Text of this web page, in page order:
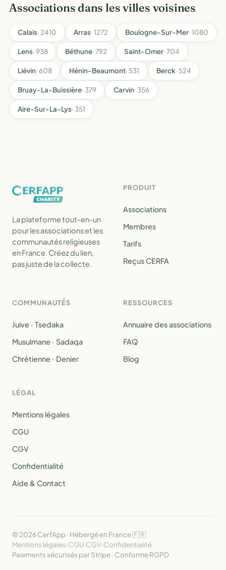
Associations dans les villes voisines
Calais· 2410 Arras· 1272 Boulogne-Sur-Mer· 1080
Lens· 938 Béthune· 792 Saint-Omer· 704
Liévin· 608 Hénin-Beaumont· 531 Berck· 524
Bruay-La-Buissière· 379 Carvin· 356
Aire-Sur-La-Lys· 351
La plateforme tout-en-un
pour les associations et les
communautés religieuses
en France. Créez du lien,
pas juste de la collecte.
PRODUIT
Associations
Membres
Tarifs
Reçus CERFA
COMMUNAUTÉS
Juive · Tsedaka
Musulmane · Sadaqa
Chrétienne · Denier
RESSOURCES
Annuaire des associations
FAQ
Blog
LÉGAL
Mentions légales
CGU
CGV
Confidentialité
Aide & Contact
© 2026 CerfApp · Hébergé en France 🇫🇷
Mentions légales·CGU·CGV·Confidentialité
Paiements sécurisés par Stripe · Conforme RGPD